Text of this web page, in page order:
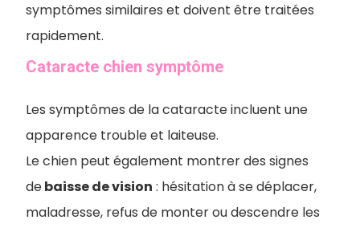
symptômes similaires et doivent être traitées
rapidement.
Cataracte chien symptôme
Les symptômes de la cataracte incluent une
apparence trouble et laiteuse.
Le chien peut également montrer des signes
debaisse de vision : hésitation à se déplacer,
maladresse, refus de monter ou descendre les